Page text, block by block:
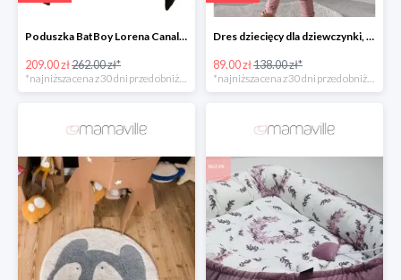
Poduszka BatBoy Lorena Canals -20%
209.00 zł262.00 zł*
Dres dziecięcy dla dziewczynki, blady róż, lama Fluffy -35%
89.00 zł138.00 zł*